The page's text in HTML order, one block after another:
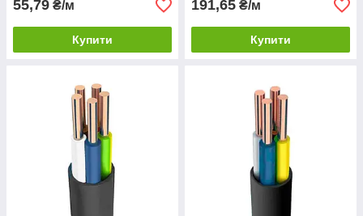
55,79 ₴/м
Купити
191,65 ₴/м
Купити